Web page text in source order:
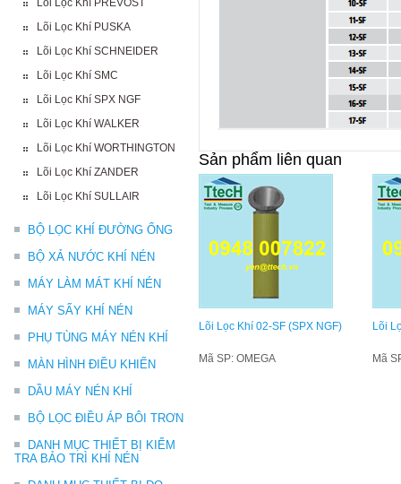
Lõi Lọc Khí PREVOST
Lõi Lọc Khí PUSKA
Lõi Lọc Khí SCHNEIDER
Lõi Lọc Khí SMC
Lõi Lọc Khí SPX NGF
Lõi Lọc Khí WALKER
Lõi Lọc Khí WORTHINGTON
Lõi Lọc Khí ZANDER
Lõi Lọc Khí SULLAIR
BỘ LỌC KHÍ ĐƯỜNG ỐNG
BỘ XẢ NƯỚC KHÍ NÉN
MÁY LÀM MÁT KHÍ NÉN
MÁY SẤY KHÍ NÉN
PHỤ TÙNG MÁY NÉN KHÍ
MÀN HÌNH ĐIỀU KHIỂN
DẦU MÁY NÉN KHÍ
BỘ LỌC ĐIỀU ÁP BÔI TRƠN
DANH MỤC THIẾT BỊ KIỂM
TRA BẢO TRÌ KHÍ NÉN
Sản phẩm liên quan
Lõi Lọc Khí 02-SF (SPX NGF)
Mã SP: OMEGA
Lõi
Mã